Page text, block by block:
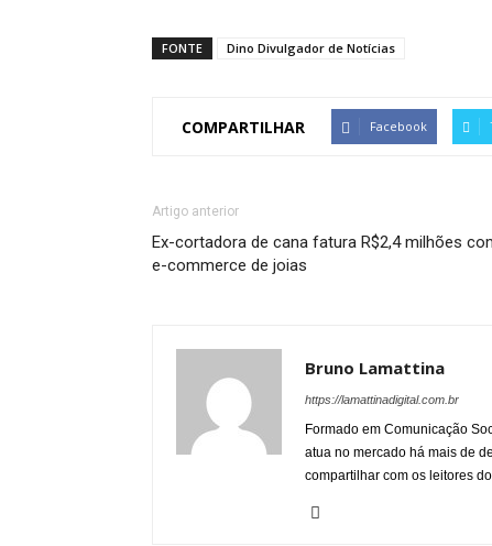
FONTE Dino Divulgador de Notícias
COMPARTILHAR Facebook
Artigo anterior
Ex-cortadora de cana fatura R$2,4 milhões
e-commerce de joias
Bruno Lamattina
https://lamattinadigital.com.br
Formado em Comunicação
atua no mercado há mais de
compartilhar com os leitores